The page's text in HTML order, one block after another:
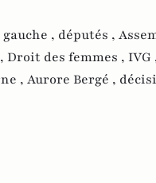
gauche , députés ,
Droit des femmes ,
, Aurore Bergé ,